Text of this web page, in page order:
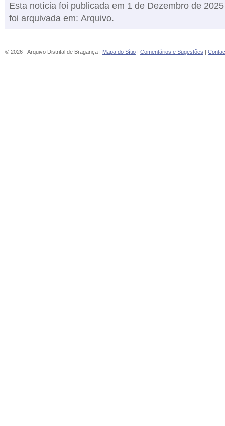
Esta notícia foi publicada em 1 de Dezembro de
foi arquivada em: Arquivo.
© 2026 - Arquivo Distrital de Bragança | Mapa do Sítio | Comentários e Sugestões |